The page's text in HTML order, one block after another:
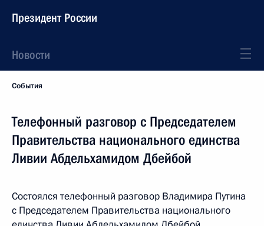
Президент России
Новости
События
Телефонный разговор с Председателем
Правительства национального единства
Ливии Абдельхамидом Дбейбой
Состоялся телефонный разговор Владимира Путина
с Председателем Правительства национального